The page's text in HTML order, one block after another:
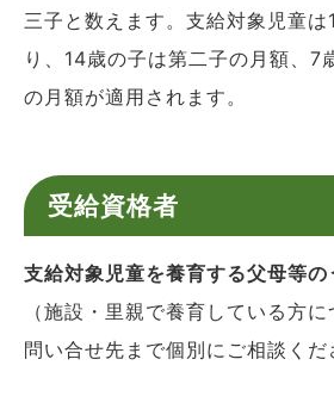
三子と数えます。支給対象児童
り、14歳の子は第二子の月額、7
の月額が適用されます。
受給資格者
支給対象児童を養育する父母等
（施設・里親で養育している方
問い合せ先まで個別にご相